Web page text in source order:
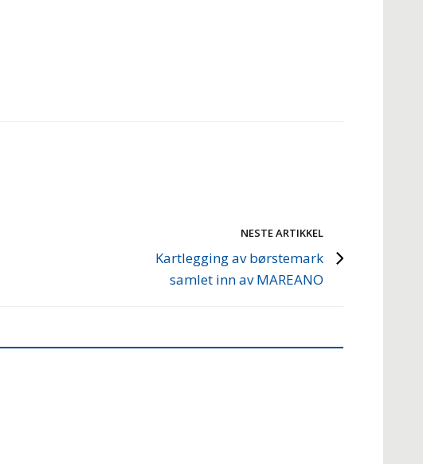
NESTE ARTIKKEL
Kartlegging av børstemark
samlet inn av MAREANO